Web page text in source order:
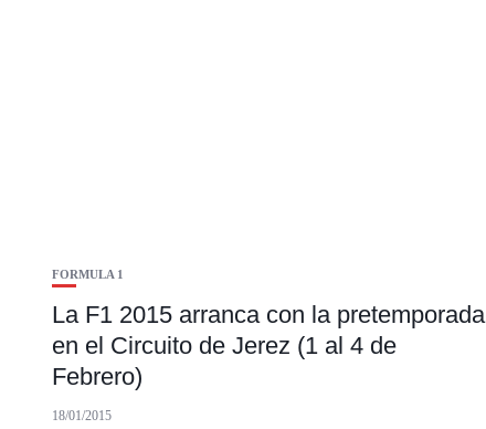
FORMULA 1
La F1 2015 arranca con la pretemporada
en el Circuito de Jerez (1 al 4 de
Febrero)
18/01/2015